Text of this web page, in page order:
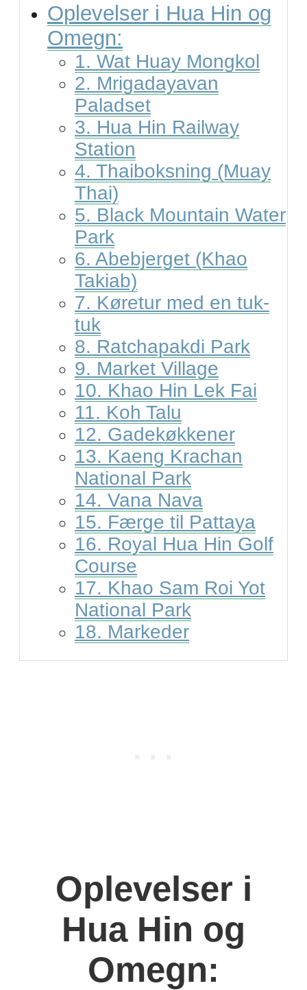
Oplevelser i Hua Hin og
Omegn:
1. Wat Huay Mongkol
2. Mrigadayavan
Paladset
3. Hua Hin Railway
Station
4. Thaiboksning (Muay
Thai)
5. Black Mountain Water
Park
6. Abebjerget (Khao
Takiab)
7. Køretur med en tuk-
tuk
8. Ratchapakdi Park
9. Market Village
10. Khao Hin Lek Fai
11. Koh Talu
12. Gadekøkkener
13. Kaeng Krachan
National Park
14. Vana Nava
15. Færge til Pattaya
16. Royal Hua Hin Golf
Course
17. Khao Sam Roi Yot
National Park
18. Markeder
Oplevelser i
Hua Hin og
Omegn: